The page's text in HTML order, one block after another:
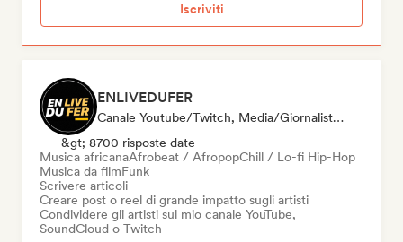
Iscriviti
ENLIVEDUFER
Canale Youtube/Twitch, Media/Giornalista, Social Media Influencer
&gt; 8700 risposte date
Musica africanaAfrobeat / AfropopChill / Lo-fi Hip-Hop
Musica da filmFunk
Scrivere articoli
Creare post o reel di grande impatto sugli artisti
Condividere gli artisti sul mio canale YouTube,
SoundCloud o Twitch